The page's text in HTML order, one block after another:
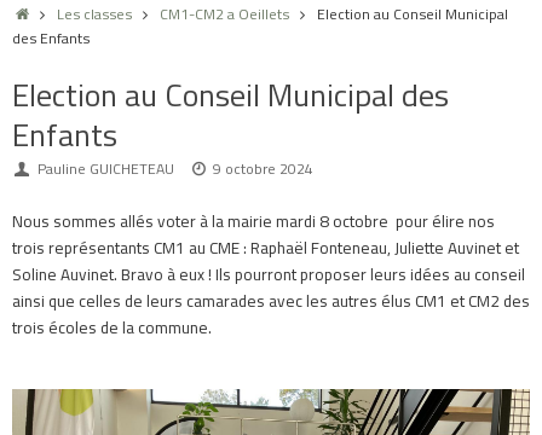
AccueilLes classes CM1-CM2 a Oeillets
Election au Conseil Municipal
des Enfants
Election au Conseil Municipal des
Enfants
Pauline GUICHETEAU 9 octobre 2024
Nous sommes allés voter à la mairie mardi 8 octobre pour élire nos
trois représentants CM1 au CME : Raphaël Fonteneau, Juliette Auvinet et
Soline Auvinet. Bravo à eux ! Ils pourront proposer leurs idées au conseil
ainsi que celles de leurs camarades avec les autres élus CM1 et CM2 des
trois écoles de la commune.